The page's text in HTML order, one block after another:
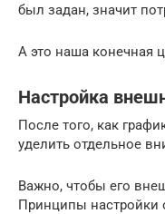
был задан, значит
А это наша конечная
Настройка
После того, как
уделить отдельное
Важно, чтобы его
Принципы настройки